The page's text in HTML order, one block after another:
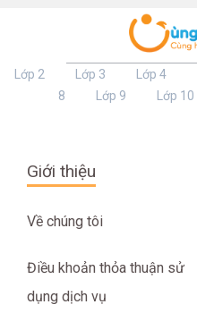
Lớp 2 Lớp 3 Lớp 4
8
Lớp 9 Lớp 10
Giới thiệu
Về chúng tôi
Điều khoản thỏa thuận sử
dụng dịch vụ